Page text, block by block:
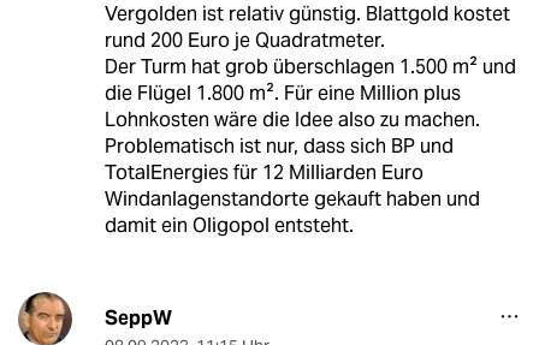
Vergolden ist relativ günstig. Blattgold kostet
rund 200 Euro je Quadratmeter.
Der Turm hat grob überschlagen 1.500 m² und
die Flügel 1.800 m². Für eine Million plus
Lohnkosten wäre die Idee also zu machen.
Problematisch ist nur, dass sich BP und
TotalEnergies für 12 Milliarden Euro
Windanlagenstandorte gekauft haben und
damit ein Oligopol entsteht.
SeppW